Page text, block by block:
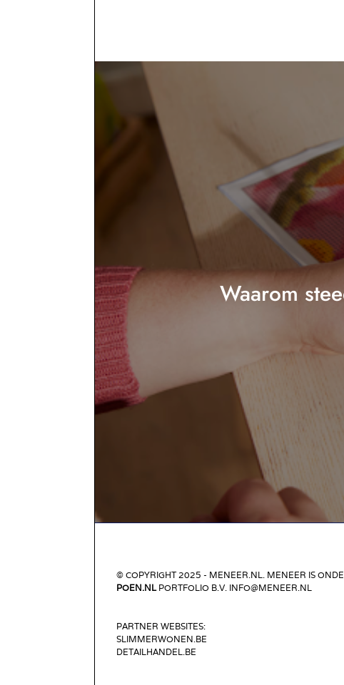
Waarom
© COPYRIGHT 2025 - MENEER.NL. MENEER IS
POEN.NLPORTFOLIO B.V. INFO@MENEER.NL
PARTNER WEBSITES:
SLIMMERWONEN.BE
DETAILHANDEL.BE